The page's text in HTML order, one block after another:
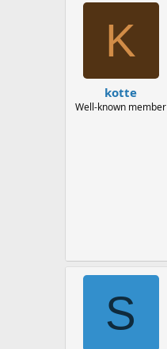
K
kotte
Well-known member
S